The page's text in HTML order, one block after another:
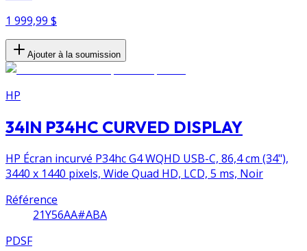
1 999,99 $
Ajouter à la soumission
HP
34IN P34HC CURVED DISPLAY
HP Écran incurvé P34hc G4 WQHD USB-C, 86,4 cm (34"),
3440 x 1440 pixels, Wide Quad HD, LCD, 5 ms, Noir
Référence
21Y56AA#ABA
PDSF